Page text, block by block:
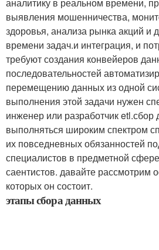
выявления мошенничества,
здоровья, анализа рынка акций и
времени задач.и интеграция, и
требуют создания конвейеров
последовательностей
перемещению данных из одной
выполнения этой задачи нужен
инженер или разработчик
выполняться широким спектром
их повседневных обязанностей
специалистов в предметной
саентистов. давайте рассмотрим
которых он состоит.
этапы сбора данных